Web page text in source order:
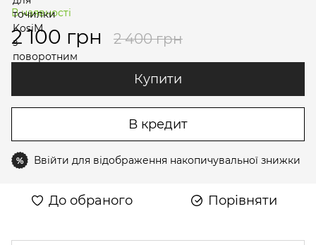
В наявності
2 100 грн 2 400 грн
Купити
В кредит
% Ввійти для відображення накопичувальної знижки
До обраного Порівняти